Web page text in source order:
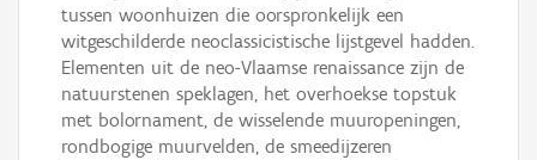
tussen woonhuizen die oorspronkelijk een
witgeschilderde neoclassicistische lijstgevel hadden.
Elementen uit de neo-Vlaamse renaissance zijn de
natuurstenen speklagen, het overhoekse topstuk
met bolornament, de wisselende muuropeningen,
rondbogige muurvelden, de smeedijzeren